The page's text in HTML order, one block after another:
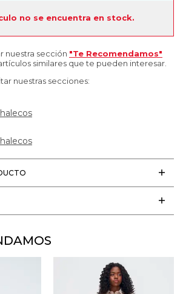
no se encuentra en stock.
nuestra sección "Te Recomendamos"
similares que te pueden interesar.
nuestras secciones: